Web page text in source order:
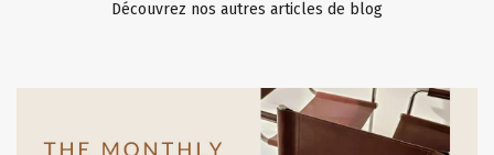
Découvrez nos autres articles de blog